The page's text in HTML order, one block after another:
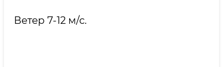
Ветер 7-12 м/с.